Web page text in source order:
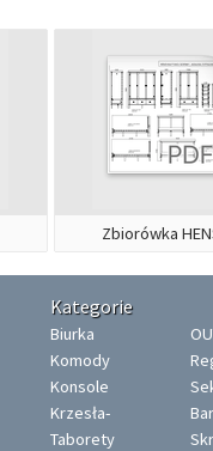
Zbiorówka
Kategorie
Biurka
Komody
Konsole
Krzesła-
Taborety